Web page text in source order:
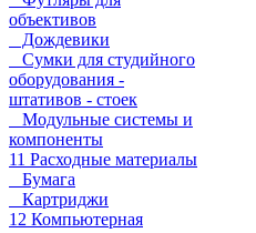
объективов
Дождевики
Сумки для студийного
оборудования -
штативов - стоек
Модульные системы и
компоненты
11 Расходные материалы
Бумага
Картриджи
12 Компьютерная